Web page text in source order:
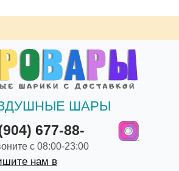
677-88-
ШАРЫ
с 08:00-23:00
нам в